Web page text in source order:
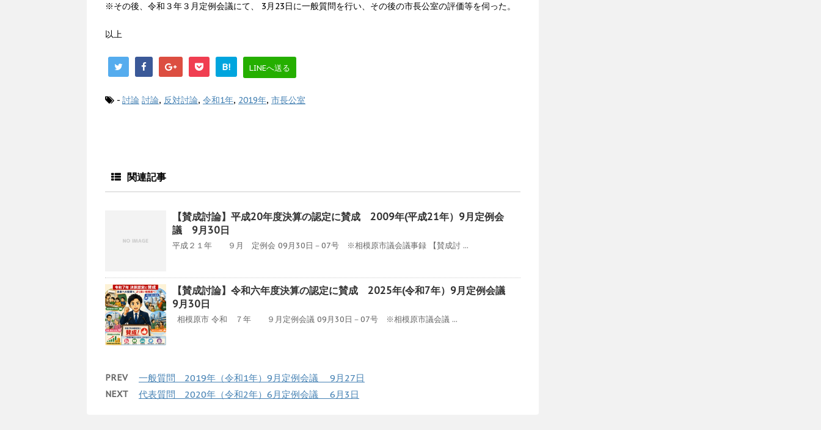
※その後、令和３年３月定例会議にて、 3月23日に一般質問を行い、その後の市長公室の評価等を伺った。
以上
B! LINEへ送る
- 討論 討論, 反対討論, 令和1年, 2019年, 市長公室
関連記事
【賛成討論】平成20年度決算の認定に賛成 2009年(平成21年）9月定例会
議 9月30日
平成２１年 ９月 定例会 09月30日－07号 ※相模原市議会議事録 【賛成討 ...
【賛成討論】令和六年度決算の認定に賛成 2025年(令和7年）9月定例会議
9月30日
相模原市 令和 ７年 ９月定例会議 09月30日－07号 ※相模原市議会議 ...
PREV 一般質問 2019年（令和1年）9月定例会議 9月27日
NEXT 代表質問 2020年（令和2年）6月定例会議 6月3日